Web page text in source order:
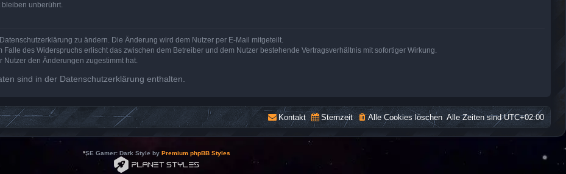
unberührt.
zu ändern. Die Änderung wird dem Nutzer per E-Mail mitgeteilt.
des Widerspruchs erlischt das zwischen dem Betreiber und dem Nutzer bestehende Vertragsverhältnis mit sofortiger Wirkung.
den Änderungen zugestimmt hat.
sind in der Datenschutzerklärung enthalten.
Alle Zeiten sindUTC+02:00
Alle Cookies löschen
Sternzeit
Kontakt
*SE Gamer: Dark Style by Premium phpBB Styles